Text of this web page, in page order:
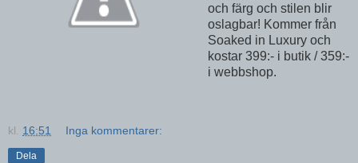
och färg och stilen blir
oslagbar! Kommer från
Soaked in Luxury och
kostar 399:- i butik / 359:-
i webbshop.
kl. 16:51 Inga kommentarer:
Dela